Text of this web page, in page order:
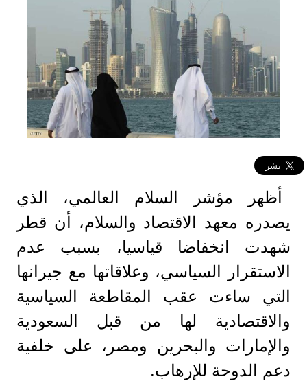
أظهر مؤشر السلام العالمي، الذي
يصدره معهد الاقتصاد والسلام، أن قطر
شهدت انخفاضا قياسيا، بسبب عدم
الاستقرار السياسي، وعلاقاتها مع جيرانها
التي ساءت عقب المقاطعة السياسية
والاقتصادية لها من قبل السعودية
والإمارات والبحرين ومصر، على خلفية
دعم الدوحة للإرهاب.